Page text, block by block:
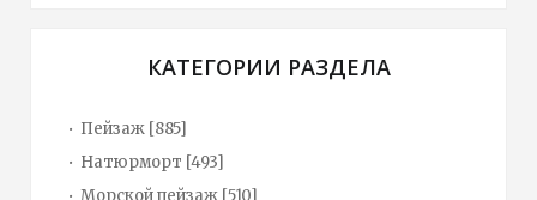
КАТЕГОРИИ РАЗДЕЛА
Пейзаж [885]
Натюрморт [493]
Морской пейзаж [510]